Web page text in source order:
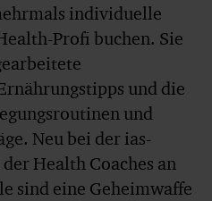
individuelle
Profi buchen. Sie
und die
und
Neu bei der ias-
Health Coaches an
sind eine Geheimwaffe